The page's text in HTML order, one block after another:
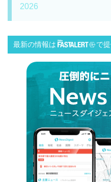
2026
最新の情報は で